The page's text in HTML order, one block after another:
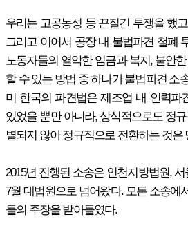
우리는 고공농성 등 끈질긴 투쟁을 했
그리고 이어서 공장 내 불법파견 철폐
노동자들의 열악한 임금과 복지, 불안
할 수 있는 방법 중 하나가 불법파견 소
미 한국의 파견법은 제조업 내 인력파
있었을 뿐만 아니라, 상식적으로도 정
별되지 않아 정규직으로 전환하는 것은
2015년 진행된 소송은 인천지방법원,
7월 대법원으로 넘어왔다. 모든 소송에
들의 주장을 받아들였다.